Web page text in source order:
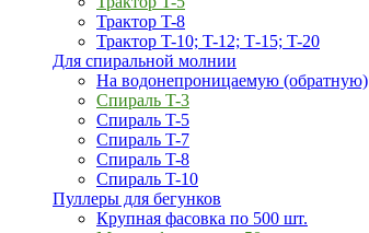
Трактор T-8
Трактор T-10; T-12; Т-15; T-20
Для спиральной молнии
На водонепроницаемую (обратную)
Спираль T-3
Спираль T-5
Спираль T-7
Спираль T-8
Спираль T-10
Пуллеры для бегунков
Крупная фасовка по 500 шт.